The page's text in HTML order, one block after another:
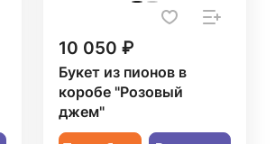
10 050 ₽
Букет из пионов в
коробе "Розовый
джем"